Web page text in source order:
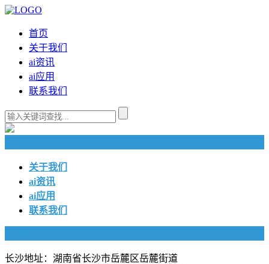
首页
关于我们
ai资讯
ai应用
联系我们
关于我们
ai资讯
ai应用
联系我们
长沙地址：湖南省长沙市岳麓区岳麓街道